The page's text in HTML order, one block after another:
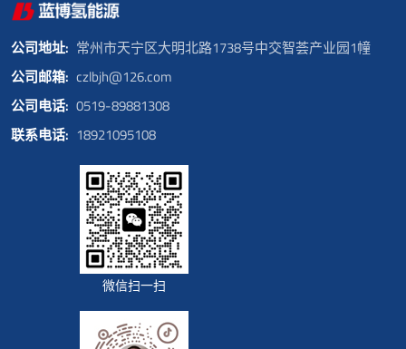
公司地址: 常州市天宁区大明北路1738号中交智荟产业园1幢
公司邮箱: czlbjh@126.com
公司电话: 0519-89881308
联系电话: 18921095108
微信扫一扫